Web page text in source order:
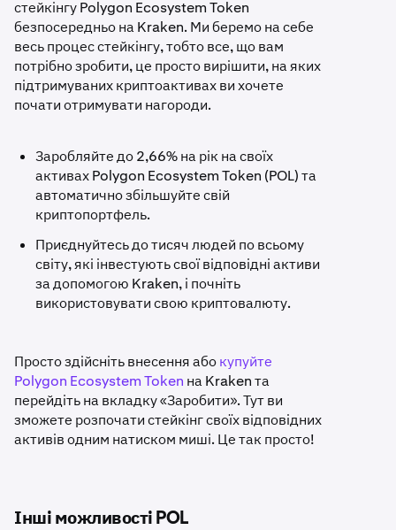
стейкінгу Polygon Ecosystem Token
безпосередньо на Kraken. Ми беремо на себе
весь процес стейкінгу, тобто все, що вам
потрібно зробити, це просто вирішити, на яких
підтримуваних криптоактивах ви хочете
почати отримувати нагороди.
Заробляйте до 2,66% на рік на своїх
активах Polygon Ecosystem Token (POL) та
автоматично збільшуйте свій
криптопортфель.
Приєднуйтесь до тисяч людей по всьому
світу, які інвестують свої відповідні активи
за допомогою Kraken, і почніть
використовувати свою криптовалюту.
Просто здійсніть внесення абокупуйте
Polygon Ecosystem Token на Kraken та
перейдіть на вкладку «Заробити». Тут ви
зможете розпочати стейкінг своїх відповідних
активів одним натиском миші. Це так просто!
Інші можливості POL